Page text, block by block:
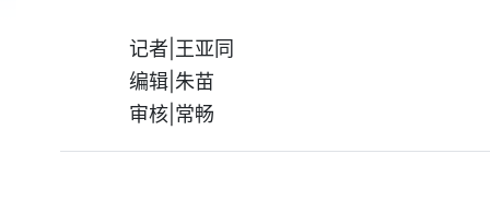
记者|王亚同
编辑|朱苗
审核|常畅